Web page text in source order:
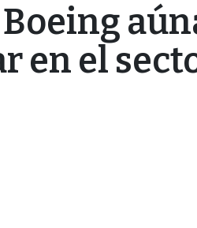
en el